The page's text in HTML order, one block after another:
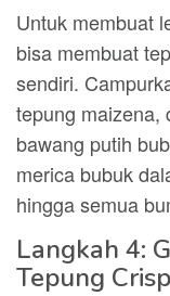
Untuk membuat
bisa membuat
sendiri.
tepung maizena,
bawang putih
merica bubuk
hingga semua
Langkah 4:
Tepung